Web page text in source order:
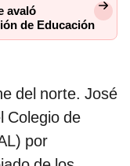
avaló
de Educación
del norte. José
Colegio de
por